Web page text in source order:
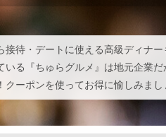
待・デートに使える高級ディナー
る『ちゅらグルメ』は地元企業だ
ーポンを使ってお得に愉しみまし